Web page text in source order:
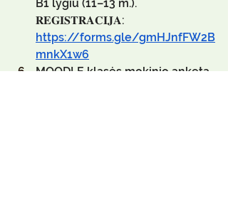
B1 lygiu (11–13 m.).
𝐑𝐄𝐆𝐈𝐒𝐓𝐑𝐀𝐂𝐈𝐉𝐀:
https://forms.gle/gmHJnfFW2B
mnkX1w6
MOODLE klasės mokinio anketa